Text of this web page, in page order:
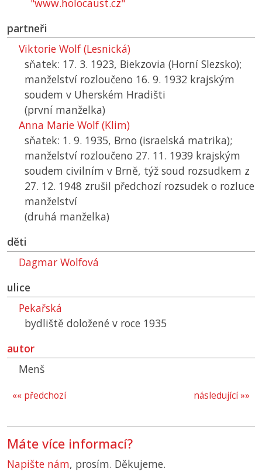
"www.holocaust.cz"
partneři
Viktorie Wolf (Lesnická)
sňatek: 17. 3. 1923, Biekzovia (Horní Slezsko);
manželství rozloučeno 16. 9. 1932 krajským
soudem v Uherském Hradišti
(první manželka)
Anna Marie Wolf (Klim)
sňatek: 1. 9. 1935, Brno (israelská matrika);
manželství rozloučeno 27. 11. 1939 krajským
soudem civilním v Brně, týž soud rozsudkem z
27. 12. 1948 zrušil předchozí rozsudek o rozluce
manželství
(druhá manželka)
děti
Dagmar Wolfová
ulice
Pekařská
bydliště doložené v roce 1935
autor
Menš
následující »»
«« předchozí
Máte více informací?
Napište nám, prosím. Děkujeme.